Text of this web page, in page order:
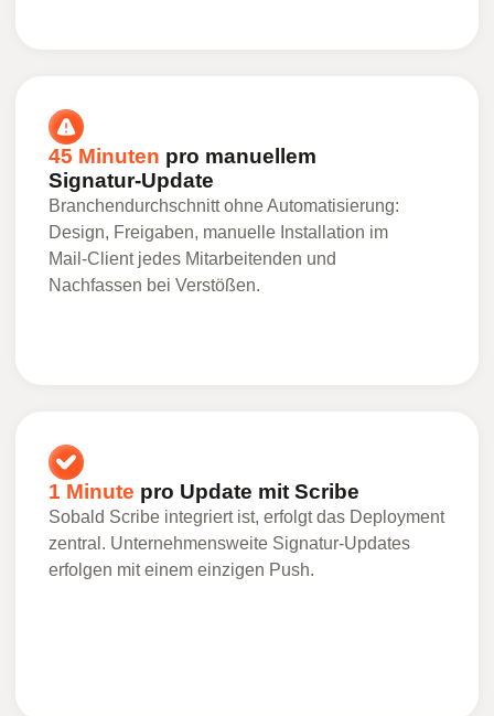
45 Minuten pro manuellem
Signatur-Update
Branchendurchschnitt ohne Automatisierung:
Design, Freigaben, manuelle Installation im
Mail-Client jedes Mitarbeitenden und
Nachfassen bei Verstößen.
1 Minute pro Update mit Scribe
Sobald Scribe integriert ist, erfolgt das Deployment
zentral. Unternehmensweite Signatur-Updates
erfolgen mit einem einzigen Push.